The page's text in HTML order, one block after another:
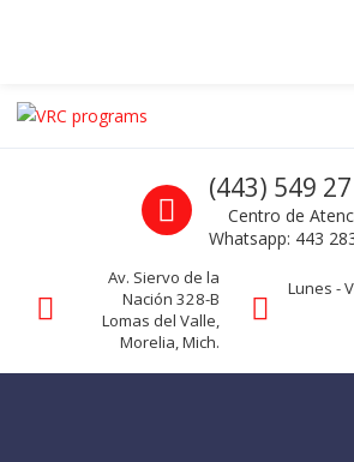
Skip to navigation
Skip to content
La seguridad de su empresa es nuestro negocio.
Call us
(443) 549
Centro de
Whatsapp: 443
Av. Siervo de la
Nación 328-B
Lomas del Valle,
Morelia, Mich.
Lunes -